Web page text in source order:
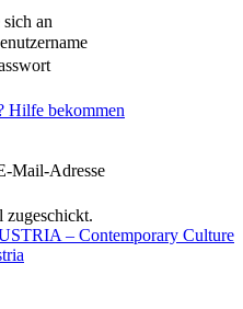
an
Hilfe bekommen
Mail-Adresse
zugeschickt.
– Contemporary Culture